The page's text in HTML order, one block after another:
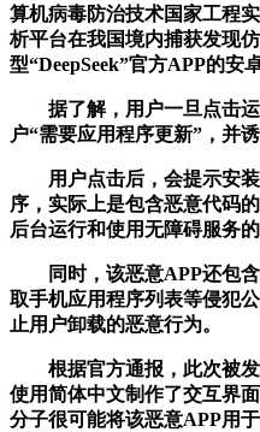
算机病毒防治技术国家工程
析平台在我国境内捕获发现
型“DeepSeek”官方APP的安
据了解，用户一旦点击运
户“需要应用程序更新”，并
用户点击后，会提示安装
序，实际上是包含恶意代码
后台运行和使用无障碍服务的
同时，该恶意APP还包含
取手机应用程序列表等侵犯
止用户卸载的恶意行为。
根据官方通报，此次被发
使用简体中文制作了交互界
分子很可能将该恶意APP用